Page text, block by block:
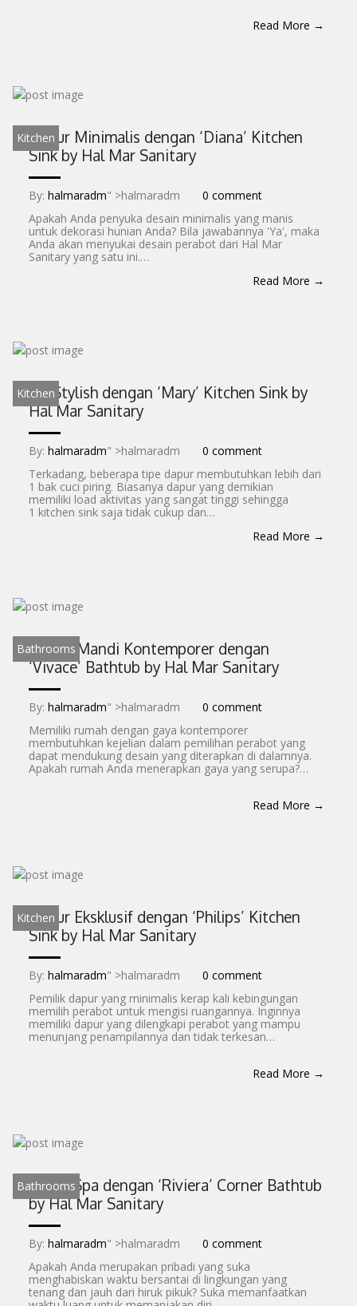
Read More →
Kitchen
Dapur Minimalis dengan ‘Diana’ Kitchen
Sink by Hal Mar Sanitary
By: halmaradm" >halmaradm
0 comment
Apakah Anda penyuka desain minimalis yang manis
untuk dekorasi hunian Anda? Bila jawabannya 'Ya', maka
Anda akan menyukai desain perabot dari Hal Mar
Sanitary yang satu ini.…
Read More →
Kitchen
Go Stylish dengan ‘Mary’ Kitchen Sink by
Hal Mar Sanitary
By: halmaradm" >halmaradm
0 comment
Terkadang, beberapa tipe dapur membutuhkan lebih dari
1 bak cuci piring. Biasanya dapur yang demikian
memiliki load aktivitas yang sangat tinggi sehingga
1 kitchen sink saja tidak cukup dan…
Read More →
Bathrooms
Kamar Mandi Kontemporer dengan
‘Vivace’ Bathtub by Hal Mar Sanitary
By: halmaradm" >halmaradm
0 comment
Memiliki rumah dengan gaya kontemporer
membutuhkan kejelian dalam pemilihan perabot yang
dapat mendukung desain yang diterapkan di dalamnya.
Apakah rumah Anda menerapkan gaya yang serupa?…
Read More →
Kitchen
Dapur Eksklusif dengan ‘Philips’ Kitchen
Sink by Hal Mar Sanitary
By: halmaradm" >halmaradm
0 comment
Pemilik dapur yang minimalis kerap kali kebingungan
memilih perabot untuk mengisi ruangannya. Inginnya
memiliki dapur yang dilengkapi perabot yang mampu
menunjang penampilannya dan tidak terkesan…
Read More →
Bathrooms
Home Spa dengan ‘Riviera’ Corner Bathtub
by Hal Mar Sanitary
By: halmaradm" >halmaradm
0 comment
Apakah Anda merupakan pribadi yang suka
menghabiskan waktu bersantai di lingkungan yang
tenang dan jauh dari hiruk pikuk? Suka memanfaatkan